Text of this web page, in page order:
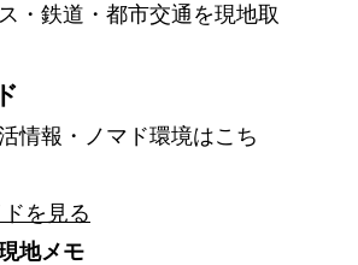
・鉄道・都市交通を現地取
情報・ノマド環境はこち
を見る
地メモ